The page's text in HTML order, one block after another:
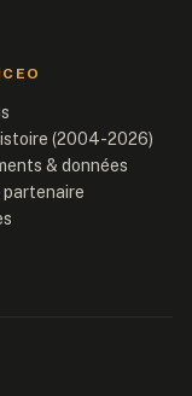
(2004-2026)
& données
partenaire